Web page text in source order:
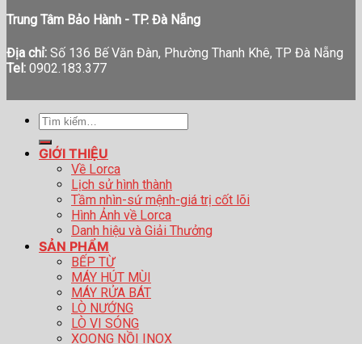
Trung Tâm Bảo Hành - TP. Đà Nẵng
Địa chỉ: Số 136 Bế Văn Đàn, Phường Thanh Khê, TP Đà Nẵng
Tel: 0902.183.377
Tìm
kiếm:
GIỚI THIỆU
Về Lorca
Lịch sử hình thành
Tầm nhìn-sứ mệnh-giá trị cốt lõi
Hình Ảnh về Lorca
Danh hiệu và Giải Thưởng
SẢN PHẨM
BẾP TỪ
MÁY HÚT MÙI
MÁY RỬA BÁT
LÒ NƯỚNG
LÒ VI SÓNG
XOONG NỒI INOX